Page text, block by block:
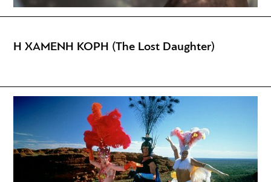
Η ΧΑΜΕΝΗ ΚΟΡΗ (The Lost Daughter)